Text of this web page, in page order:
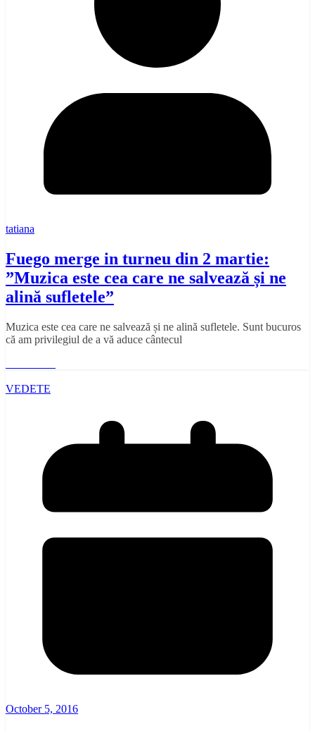
tatiana
Fuego merge in turneu din 2 martie:
”Muzica este cea care ne salvează și ne
alină sufletele”
Muzica este cea care ne salvează și ne alină sufletele. Sunt bucuros
că am privilegiul de a vă aduce cântecul
VEDETE
October 5, 2016